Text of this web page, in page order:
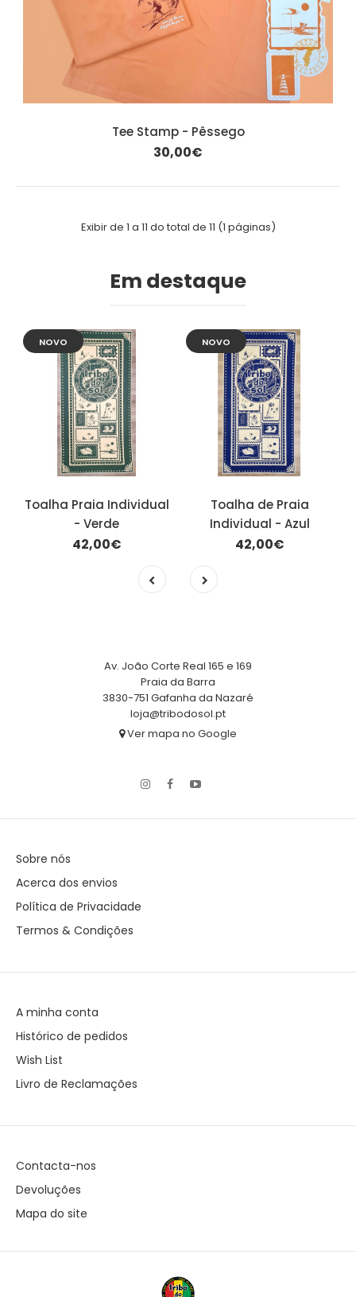
Tee Stamp - Pêssego
30,00€
Exibir de 1 a 11 do total de 11 (1 páginas)
Em destaque
NOVO
Toalha Praia Individual
- Verde
42,00€
NOVO
Toalha de Praia
Individual - Azul
42,00€
Av. João Corte Real 165 e 169
Praia da Barra
3830-751 Gafanha da Nazaré
loja@tribodosol.pt
Ver mapa no Google
Sobre nós
Acerca dos envios
Política de Privacidade
Termos & Condições
A minha conta
Histórico de pedidos
Wish List
Livro de Reclamações
Contacta-nos
Devoluções
Mapa do site